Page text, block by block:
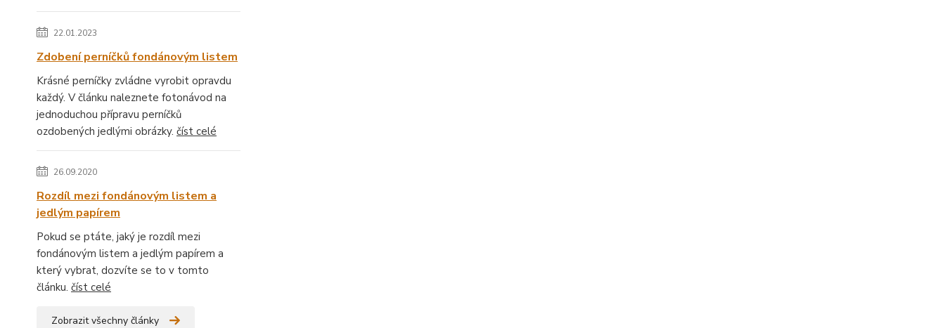
22.01.2023
Zdobení perníčků fondánovým listem
Krásné perníčky zvládne vyrobit opravdu
každý. V článku naleznete fotonávod na
jednoduchou přípravu perníčků
ozdobených jedlými obrázky. číst celé
26.09.2020
Rozdíl mezi fondánovým listem a
jedlým papírem
Pokud se ptáte, jaký je rozdíl mezi
fondánovým listem a jedlým papírem a
který vybrat, dozvíte se to v tomto
článku. číst celé
Zobrazit všechny články